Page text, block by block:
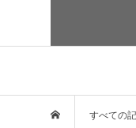
すべての